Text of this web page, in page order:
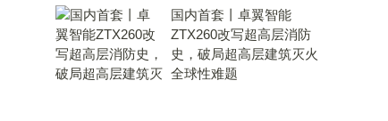
国内首套丨卓翼智能
ZTX260改写超高层消防
史，破局超高层建筑灭火
全球性难题